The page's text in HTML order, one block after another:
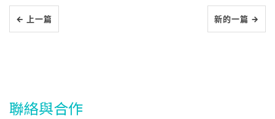
← 上一篇 新的一篇 →
聯絡與合作